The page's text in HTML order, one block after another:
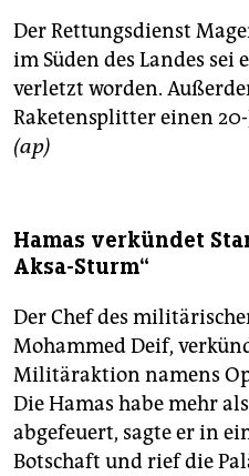
Der Rettungsdienst
im Süden des Landes sei
verletzt worden.
Raketensplitter einen
(ap)
Hamas verkündet
Aksa-Sturm“
Der Chef des
Mohammed Deif,
Militäraktion namens
Die Hamas habe mehr
abgefeuert, sagte er in
Botschaft und rief die